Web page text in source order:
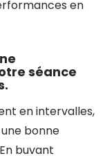
en
séance
en intervalles,
bonne
buvant